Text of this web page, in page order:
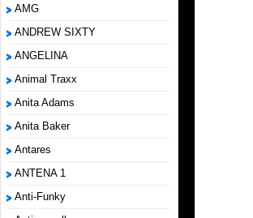
AMG
ANDREW SIXTY
ANGELINA
Animal Traxx
Anita Adams
Anita Baker
Antares
ANTENA 1
Anti-Funky